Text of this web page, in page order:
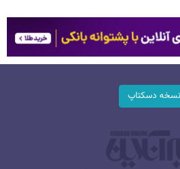
نسخه دسکتاپ